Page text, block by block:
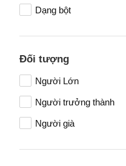
Đồ gia dụng nhà bếp
Dạng bột
Đối tượng
Người Lớn
Người trưởng thành
Người già